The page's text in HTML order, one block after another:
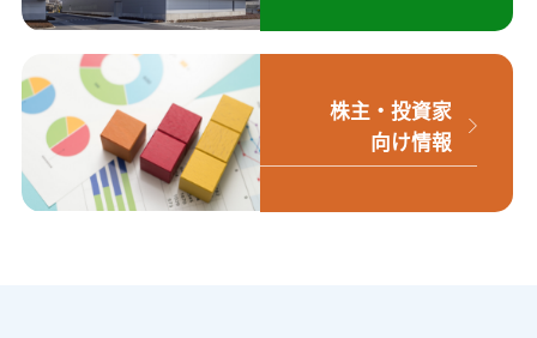
株主・投資家
向け情報